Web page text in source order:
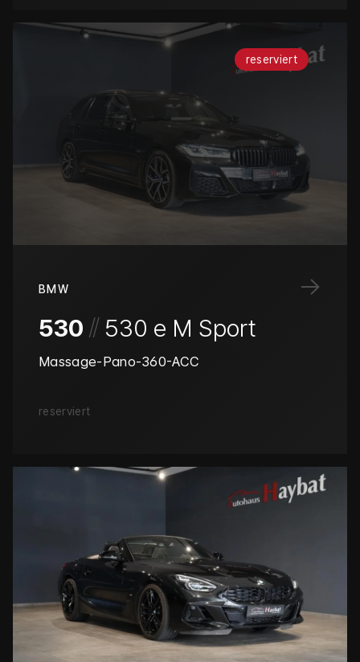
reserviert
→
BMW
530 // 530 e M Sport
Massage-Pano-360-ACC
reserviert